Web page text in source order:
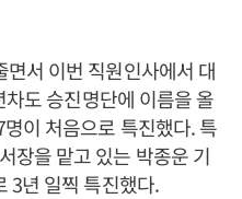
서 이번 직원인사에서 대
도 승진명단에 이름을 올
이 처음으로 특진했다. 특
장을 맡고 있는 박종운 기
3년 일찍 특진했다.